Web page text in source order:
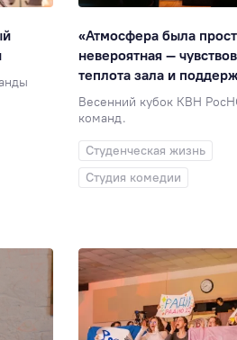
Интеллектуальные игры
Кубок ректора 106
Абитуриентам 99
Проектный офис 99
89 Память войны
Студия комедии 76
Преподавателям
72
Психология 65
«Атмосфера была
невероятная —
теплота зала и
Весенний кубок КВН
команд.
Студенческая жизнь
Студия комедии